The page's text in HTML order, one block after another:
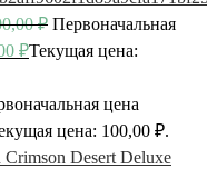
₽ Первоначальная
₽Текущая цена:
цена
цена: 100,00 ₽.
Crimson Desert Deluxe